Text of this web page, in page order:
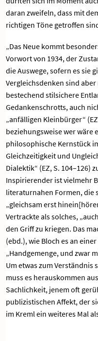
daran zweifeln, dass mit
richtigen Töne getroffen
„Das Neue kommt
Vorwort von 1934, der
die Auswege, sofern es sie
Vergleichsdenken sind
bestechend stilsichere
Gedankenschrotts, auch
„anfälligen Kleinbürger“
beziehungsweise wer wäre
philosophische Kernstück
Gleichzeitigkeit und
Dialektik“ (EZ, S. 104–126)
Inspirierender ist vielmehr
literaturnahen Formen, die
„gleichsam erst
Vertrackte als solches,
den Griff zu kriegen. Das
(ebd.), wie Bloch es an
„Handgemenge, und zwar
Um etwas zum Verständnis
muss es herauskommen
Sachlichkeit, jenem oft
publizistischen Affekt, der
im Kreml ein weiteres Mal